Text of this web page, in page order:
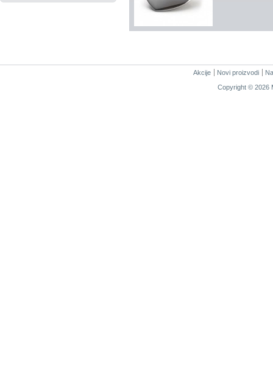
Akcije Novi proizvodi
Copyright © 2026